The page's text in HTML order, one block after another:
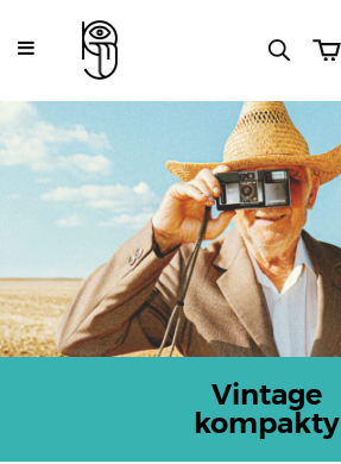
Vintage
kompakty